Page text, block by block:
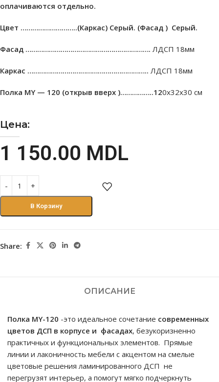
оплачиваются отдельно.
Цвет ………………………..(Каркас) Cерый. (Фасад ) Cерый.
Фасад ………………………………………………………. ЛДСП 18мм
Каркас …………………………………………………….. ЛДСП 18мм
Полка МY — 120 (открыв вверх )……………..120х32х30 см
Цена:
1 150.00 MDL
В Корзину
Share:
ОПИСАНИЕ
Полка МY-120 -это идеальное сочетание современных
цветов ДСП в корпусе и фасадах, безукоризненно
практичных и функциональных элементов. Прямые
линии и лаконичность мебели с акцентом на смелые
цветовые решения ламинированного ДСП не
перегрузят интерьер, а помогут мягко подчеркнуть